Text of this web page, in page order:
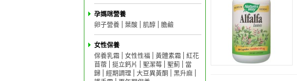
孕媽咪營養
卵子營養
葉酸 肌醇 膽鹼
女性保養
保養乳霜
女性性福 黃體素霜
紅花
苜蓿
挺立鈣片 聖潔莓 聖薊
當
歸
經期調理 大豆異黃酮
黑升麻